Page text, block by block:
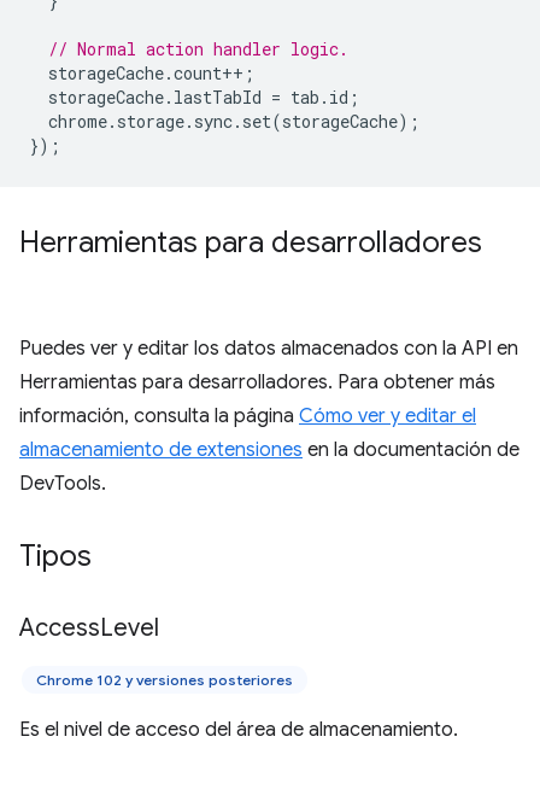
// Normal action handler logic.
storageCache.count++ ;
storageCache. lastTabId = tab . id ;
chrome. storage. sync. set(storageCache);
});
Herramientas para desarrolladores
Puedes ver y editar los datos almacenados con la API en
Herramientas para desarrolladores. Para obtener más
información, consulta la página Cómo ver y editar el
almacenamiento de extensiones en la documentación de
DevTools.
Tipos
AccessLevel
Chrome 102 y versiones posteriores
Es el nivel de acceso del área de almacenamiento.